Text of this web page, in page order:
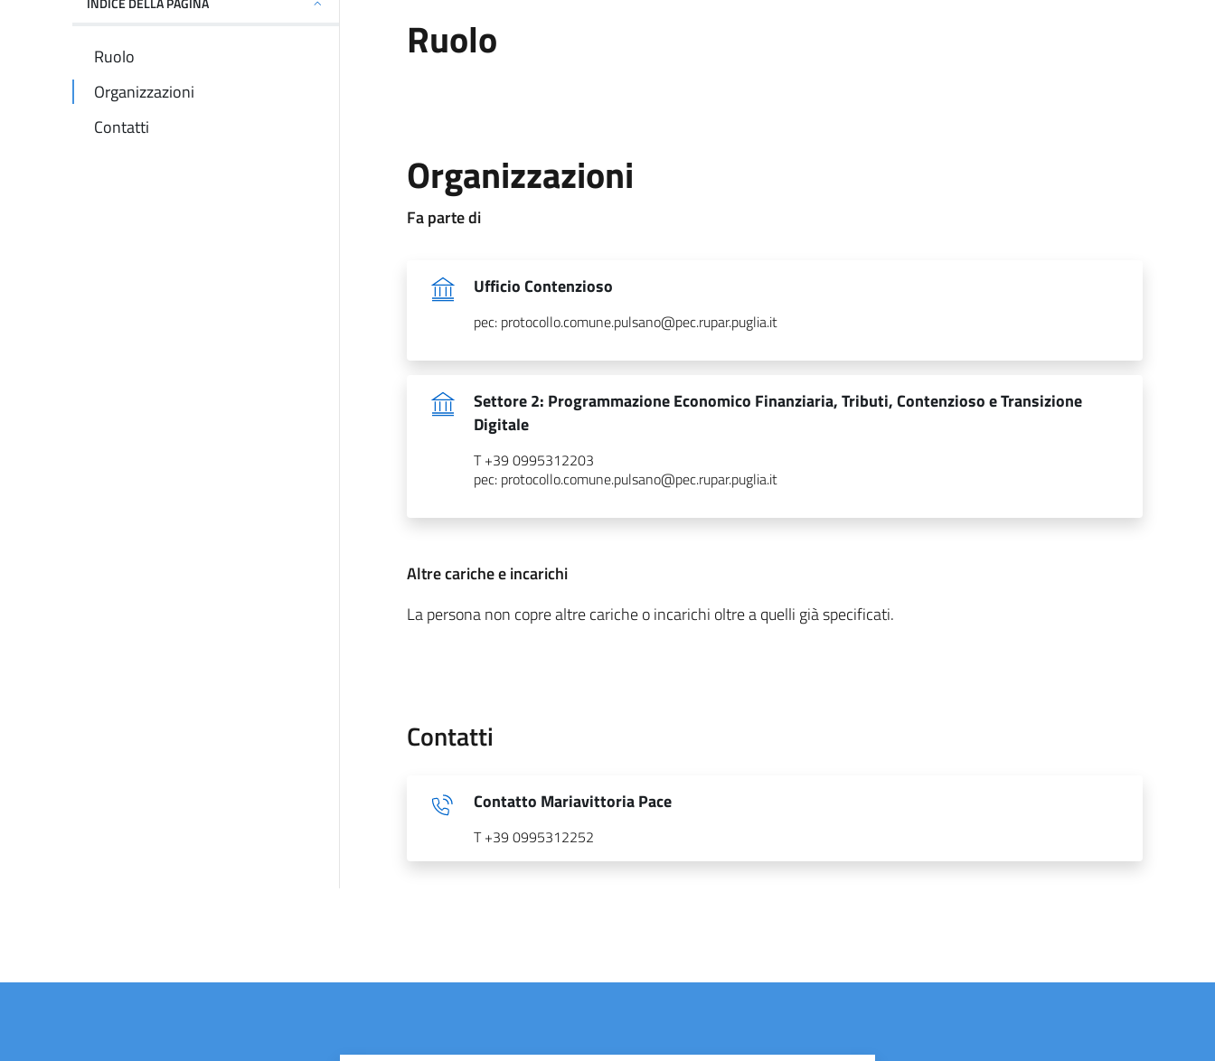
Ruolo
Organizzazioni
Contatti
Ruolo:
Organizzazioni
Fa parte di:
Ufficio Contenzioso.
pec: protocollo.comune.pulsano@pec.rupar.puglia.it
Settore 2: Programmazione Economico Finanziaria, Tributi, Contenzioso e Transizione
Digitale.
T +39 0995312203
pec: protocollo.comune.pulsano@pec.rupar.puglia.it
Altre cariche e incarichi:
La persona non copre altre cariche o incarichi oltre a quelli già specificati..
Contatti
Contatto Mariavittoria Pace
T +39 0995312252